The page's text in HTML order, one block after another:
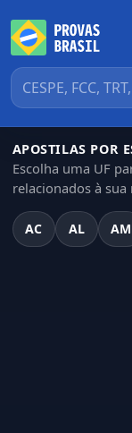
APOSTILAS POR
Escolha uma UF
relacionados à sua
AC AL AM